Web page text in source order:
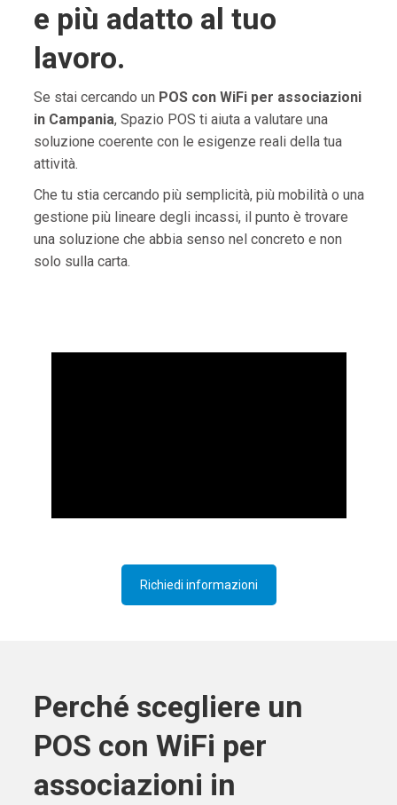
e più adatto al tuo
lavoro.
Se stai cercando un POS con WiFi per associazioni
in Campania, Spazio POS ti aiuta a valutare una
soluzione coerente con le esigenze reali della tua
attività.
Che tu stia cercando più semplicità, più mobilità o una
gestione più lineare degli incassi, il punto è trovare
una soluzione che abbia senso nel concreto e non
solo sulla carta.
Richiedi informazioni
Perché scegliere un
POS con WiFi per
associazioni in